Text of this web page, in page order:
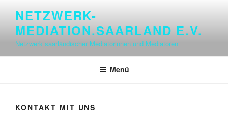
springen
NETZWERK-
MEDIATION.SAARLAND E.V.
Netzwerk saarländischer Mediatorinnen und Mediatoren
Menü
KONTAKT MIT UNS